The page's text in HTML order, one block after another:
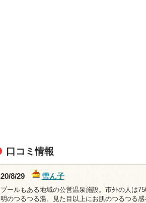
口コミ情報
20/8/29
雪ん子
プールもある地域の公営温泉施設。市外の人は
明のつるつる湯。見た目以上にお肌のつるつる